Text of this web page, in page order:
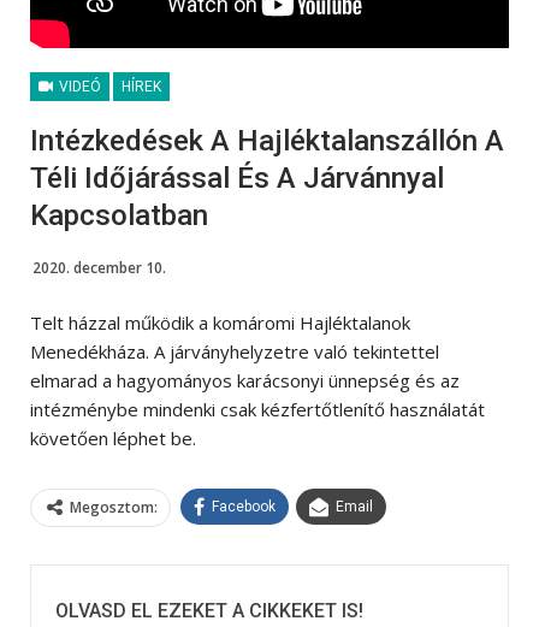
VIDEÓ HÍREK
Intézkedések A Hajléktalanszállón A
Téli Időjárással És A Járvánnyal
Kapcsolatban
2020. december 10.
Telt házzal működik a komáromi Hajléktalanok
Menedékháza. A járványhelyzetre való tekintettel
elmarad a hagyományos karácsonyi ünnepség és az
intézménybe mindenki csak kézfertőtlenítő használatát
követően léphet be.
Megosztom: Facebook Email
OLVASD EL EZEKET A CIKKEKET IS!